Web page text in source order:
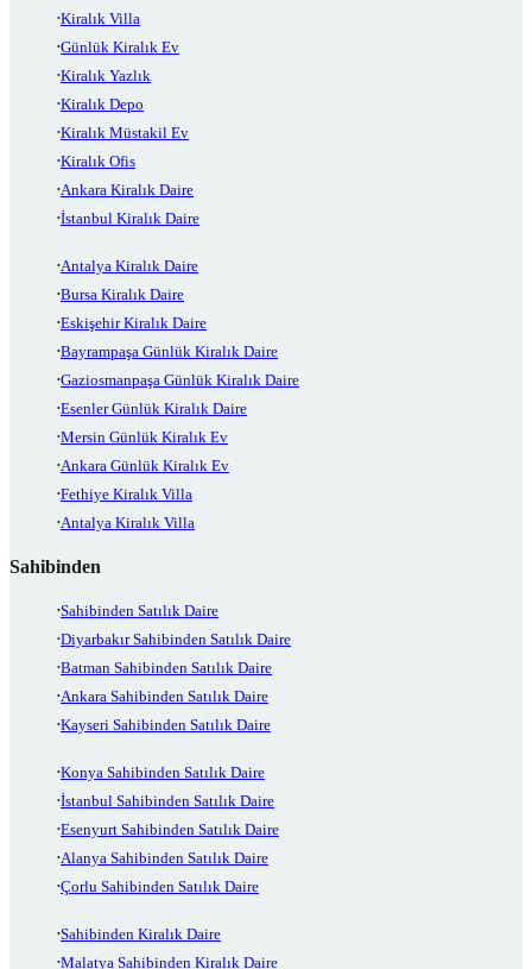
Kiralık Villa
Günlük Kiralık Ev
Kiralık Yazlık
Kiralık Depo
Kiralık Müstakil Ev
Kiralık Ofis
Ankara Kiralık Daire
İstanbul Kiralık Daire
Antalya Kiralık Daire
Bursa Kiralık Daire
Eskişehir Kiralık Daire
Bayrampaşa Günlük Kiralık Daire
Gaziosmanpaşa Günlük Kiralık Daire
Esenler Günlük Kiralık Daire
Mersin Günlük Kiralık Ev
Ankara Günlük Kiralık Ev
Fethiye Kiralık Villa
Antalya Kiralık Villa
Sahibinden
Sahibinden Satılık Daire
Diyarbakır Sahibinden Satılık Daire
Batman Sahibinden Satılık Daire
Ankara Sahibinden Satılık Daire
Kayseri Sahibinden Satılık Daire
Konya Sahibinden Satılık Daire
İstanbul Sahibinden Satılık Daire
Esenyurt Sahibinden Satılık Daire
Alanya Sahibinden Satılık Daire
Çorlu Sahibinden Satılık Daire
Sahibinden Kiralık Daire
Malatya Sahibinden Kiralık Daire